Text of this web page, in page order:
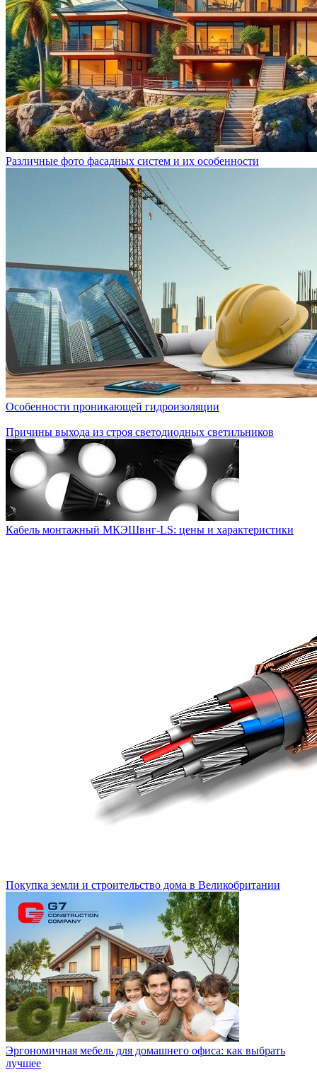
Различные фото фасадных систем и их особенности
Особенности проникающей гидроизоляции
Причины выхода из строя светодиодных светильников
Кабель монтажный МКЭШвнг-LS: цены и характеристики
Покупка земли и строительство дома в Великобритании
Эргономичная мебель для домашнего офиса: как выбрать
лучшее